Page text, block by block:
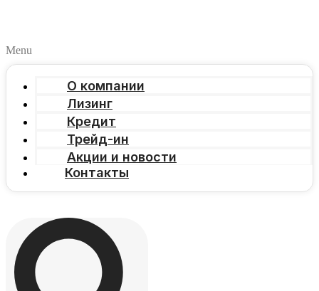
Menu
О компании
Лизинг
Кредит
Трейд-ин
Акции и новости
Контакты